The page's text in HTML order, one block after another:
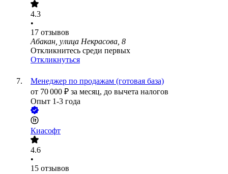
4.3
•
17 отзывов
Абакан, улица Некрасова, 8
Откликнитесь среди первых
Откликнуться
Менеджер по продажам (готовая база)
от 70 000 ₽ за месяц, до вычета налогов
Опыт 1-3 года
Киасофт
4.6
•
15 отзывов